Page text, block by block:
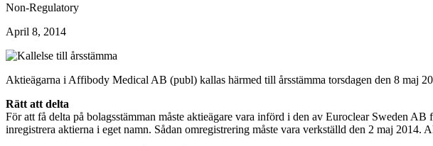
Non-Regulatory
April 8, 2014
Aktieägarna i Affibody Medical AB (publ) kallas härmed till årsstämma torsdagen den 8 maj
Rätt att delta
För att få delta på bolagsstämman måste aktieägare vara införd i den av Euroclear Sweden
inregistrera aktierna i eget namn. Sådan omregistrering måste vara verkställd den 2 maj